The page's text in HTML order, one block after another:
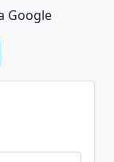
Google